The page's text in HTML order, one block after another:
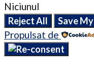
Niciunul
Reject All Save
Propulsat de